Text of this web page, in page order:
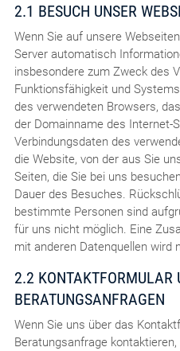
2.1 BESUCH UNSER
Wenn Sie auf unsere
Server automatisch
insbesondere zum Zweck des
Funktionsfähigkeit und
des verwendeten Browsers,
der Domainname des Internet-
Verbindungsdaten des
die Website, von der aus Sie
Seiten, die Sie bei uns
Dauer des Besuches.
bestimmte Personen sind
für uns nicht möglich. Eine
mit anderen Datenquellen wird
2.2 KONTAKTFORMULAR
BERATUNGSANFRAGEN
Wenn Sie uns über das
Beratungsanfrage